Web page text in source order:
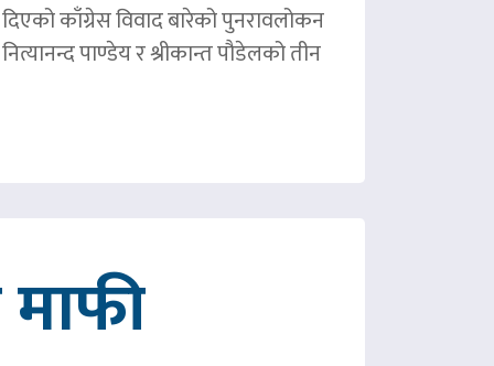
काँग्रेस विवाद बारेको पुनरावलोकन
पाण्डेय र श्रीकान्त पौडेलको तीन